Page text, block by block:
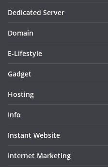
Dedicated Server
Domain
E-Lifestyle
Gadget
Hosting
Info
Instant Website
Internet Marketing